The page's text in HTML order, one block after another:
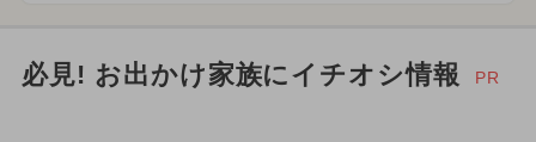
必見! お出かけ家族にイチオシ情報 PR